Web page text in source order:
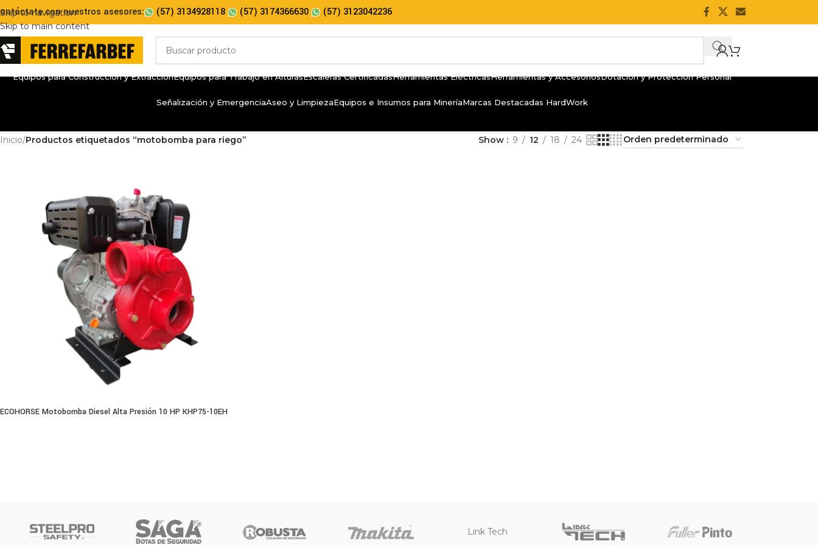
Skip to navigation
Skip to main content
con nuestros asesores: (57) 3134928118 (57) 3174366630 (57) 3123042236
Equipos para Construcción y ExtracciónEquipos para Trabajo en AlturasEscaleras CertificadasHerramientas EléctricasHerramientas y AccesoriosDotación y Protección Personal
Señalización y EmergenciaAseo y LimpiezaEquipos e Insumos para MineríaMarcas Destacadas HardWork
Inicio/Productos etiquetados “motobomba para riego” Show 9 12 18 24
ECOHORSE Motobomba Diesel Alta Presión 10 HP KHP75-10EH
Link Tech